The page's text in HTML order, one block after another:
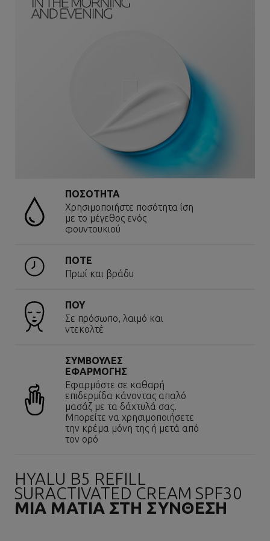
ΠΟΣΟΤΗΤΑ
Χρησιμοποιήστε ποσότητα ίση
με το μέγεθος ενός
φουντουκιού
ΠΟΤΕ
Πρωί και βράδυ
ΠΟΥ
Σε πρόσωπο, λαιμό και
ντεκολτέ
ΣΥΜΒΟΥΛΕΣ
ΕΦΑΡΜΟΓΗΣ
Εφαρμόστε σε καθαρή
επιδερμίδα κάνοντας απαλό
μασάζ με τα δάχτυλά σας.
Μπορείτε να χρησιμοποιήσετε
την κρέμα μόνη της ή μετά από
τον ορό
HYALU B5 REFILL
SURACTIVATED CREAM SPF30
ΜΙΑ ΜΑΤΙΑ ΣΤΗ ΣΥΝΘΕΣΗ